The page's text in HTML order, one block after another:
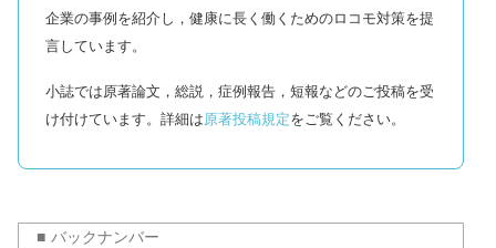
企業の事例を紹介し，健康に長く働くためのロコモ対策を提
言しています。
小誌では原著論文，総説，症例報告，短報などのご投稿を受
け付けています。詳細は 原著投稿規定をご覧ください。
バックナンバー